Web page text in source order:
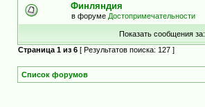
Финляндия
в форуме Достопримечательности
Показать сообщения за:
Страница 1 из 6 [ Результатов поиска: 127 ]
Список форумов